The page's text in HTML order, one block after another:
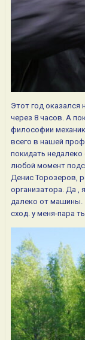
Этот год оказался
через 8 часов. А
философии
всего в нашей
покидать
любой момент
Денис Торозеров,
организатора. Да ,
далеко от машины.
сход. у меня-пара